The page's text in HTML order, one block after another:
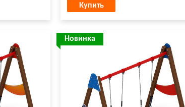
Купить
Новинка